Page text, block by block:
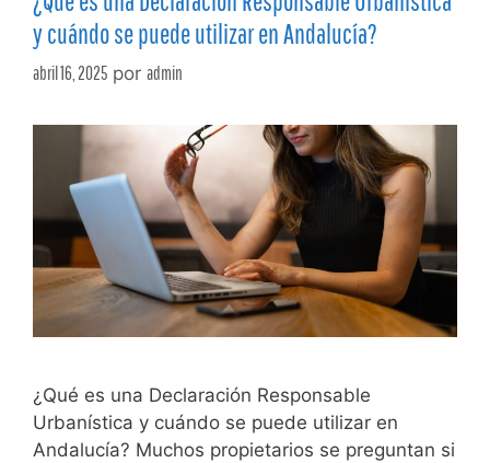
y cuándo se puede utilizar en Andalucía?
abril 16, 2025 por admin
¿Qué es una Declaración Responsable
Urbanística y cuándo se puede utilizar en
Andalucía? Muchos propietarios se preguntan si